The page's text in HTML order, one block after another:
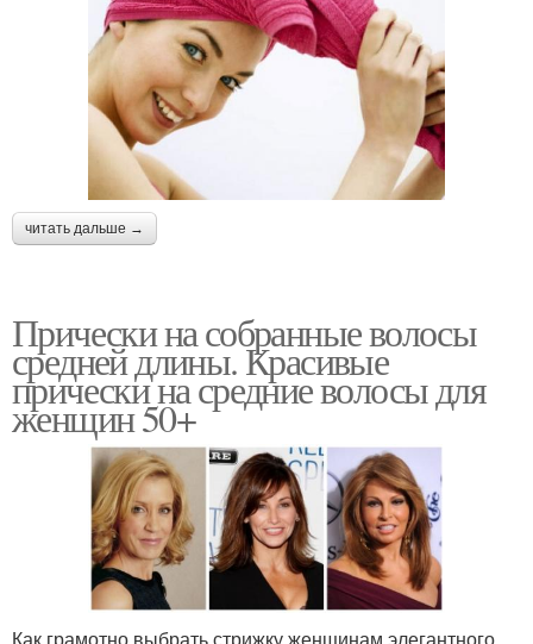
читать дальше →
Прически на собранные волосы
средней длины. Красивые
прически на средние волосы для
женщин 50+